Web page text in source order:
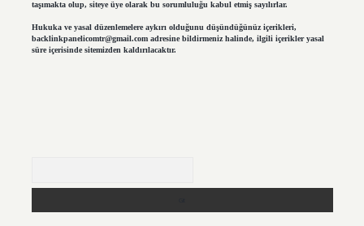
taşımakta olup, siteye üye olarak bu sorumluluğu kabul etmiş sayılırlar.
Hukuka ve yasal düzenlemelere aykırı olduğunu düşündüğünüz içerikleri,
backlinkpanelicomtr@gmail.comadresine bildirmeniz halinde, ilgili içerikler yasal
süre içerisinde sitemizden kaldırılacaktır.